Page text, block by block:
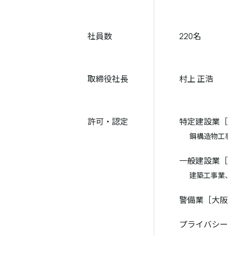
社員数 220名
取締役社長 村上 正浩
許可・ 認定 特定建設業
鋼構造物工
一般建設業
建築工事業
警備業［大
プライバシ